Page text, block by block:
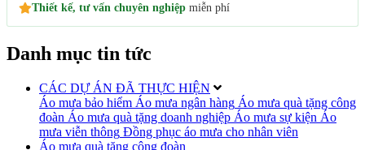
Thiết kế, tư vấn chuyên nghiệp miễn phí
Danh mục tin tức
CÁC DỰ ÁN ĐÃ THỰC HIỆN
Áo mưa bảo hiểm Áo mưa ngân hàng Áo mưa quà tặng công
đoàn Áo mưa quà tặng doanh nghiệp Áo mưa sự kiện Áo
mưa viễn thông Đồng phục áo mưa cho nhân viên
Áo mưa quà tặng công đoàn